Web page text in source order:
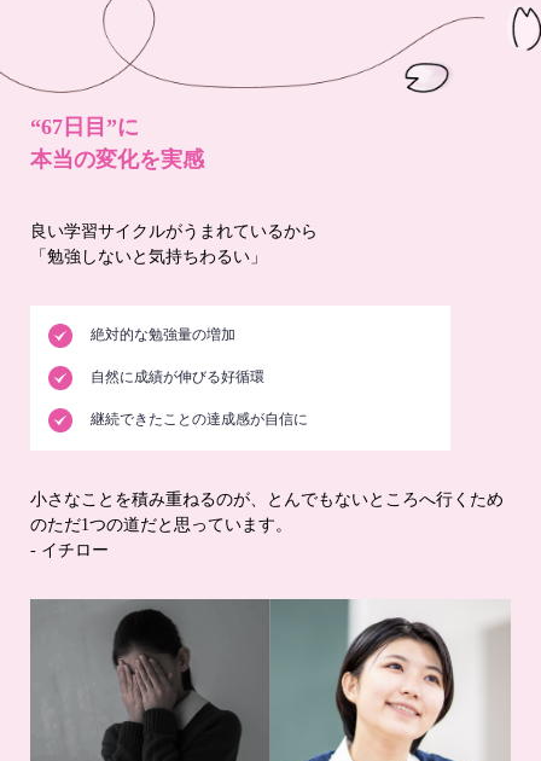
“67日目”に
本当の変化を実感
良い学習サイクルがうまれているから
「勉強しないと気持ちわるい」
絶対的な勉強量の増加
自然に成績が伸びる好循環
継続できたことの達成感が自信に
小さなことを積み重ねるのが、とんでもないところへ行くため
のただ1つの道だと思っています。
- イチロー